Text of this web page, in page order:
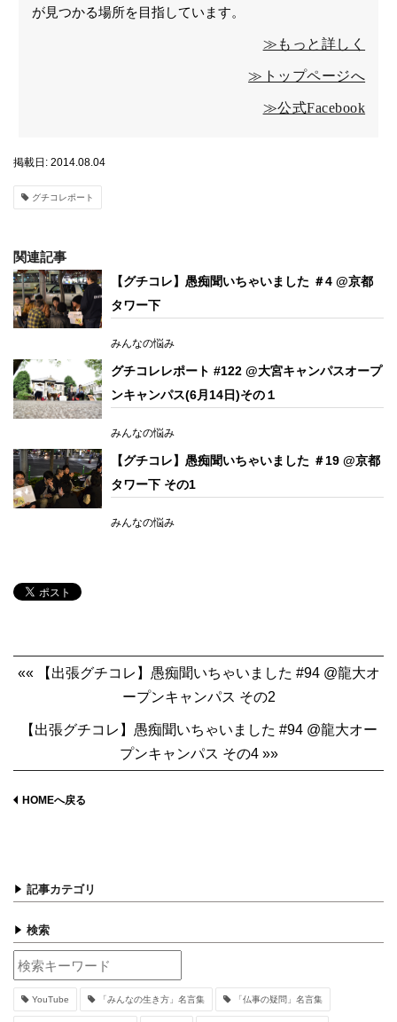
が見つかる場所を目指しています。
≫もっと詳しく
≫トップページへ
≫公式Facebook
掲載日: 2014.08.04
グチコレポート
関連記事
【グチコレ】愚痴聞いちゃいました ＃4 @京都
タワー下
みんなの悩み
グチコレレポート #122 @大宮キャンパスオープ
ンキャンパス(6月14日)その１
みんなの悩み
【グチコレ】愚痴聞いちゃいました ＃19 @京都
タワー下 その1
みんなの悩み
«« 【出張グチコレ】愚痴聞いちゃいました #94 @龍大オ
ープンキャンパス その2
【出張グチコレ】愚痴聞いちゃいました #94 @龍大オー
プンキャンパス その4 »»
HOMEへ戻る
記事カテゴリ
検索
YouTube 「みんなの生き方」名言集 「仏事の疑問」名言集